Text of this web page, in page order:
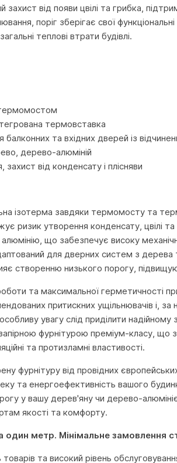
захист від появи цвілі та грибка,
поріг зберігає свої
теплові втрати будівлі.
термовставка
та вхідних дверей із
дерево-алюміній
захист від конденсату і плісняви
ізотерма завдяки термомосту та
ризик утворення конденсату, цвілі та
що забезпечує високу
для дверних систем з
створенню низького порогу,
та максимальної герметичності
притискних ущільнювачів і, за
увагу слід приділити
фурнітурою преміум-класу, що
та протизламні властивості.
фурнітуру від провідних
та енергоефективність вашого
у вашу дерев'яну чи дерево-
якості та комфорту.
один метр. Мінімальне
та високий рівень